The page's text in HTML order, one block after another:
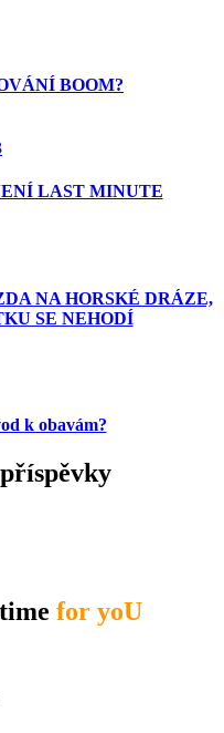
BOOM?
LAST MINUTE
NA HORSKÉ DRÁZE,
SE NEHODÍ
k obavám?
for yoU